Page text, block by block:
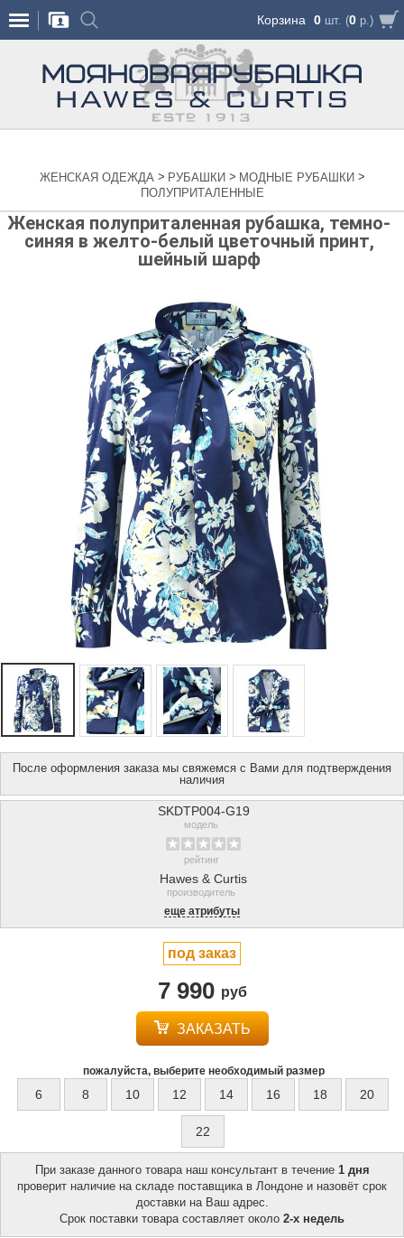
Корзина 0 шт. (0 р.)
ЖЕНСКАЯ ОДЕЖДА > РУБАШКИ > МОДНЫЕ РУБАШКИ >
ПОЛУПРИТАЛЕННЫЕ
Женская полуприталенная рубашка, темно-
синяя в желто-белый цветочный принт,
шейный шарф
После оформления заказа мы свяжемся с Вами для подтверждения
наличия
SKDTP004-G19
модель
рейтинг
Hawes & Curtis
производитель
еще атрибуты
под заказ
7 990 руб
ЗАКАЗАТЬ
пожалуйста, выберите необходимый размер
6 8 10 12 14 16 18 20
22
При заказе данного товара наш консультант в течение 1 дня
проверит наличие на складе поставщика в Лондоне и назовёт срок
доставки на Ваш адрес.
Срок поставки товара составляет около 2-х недель